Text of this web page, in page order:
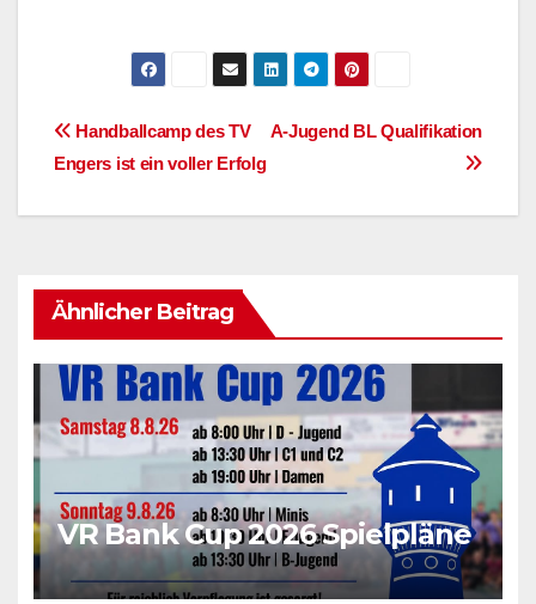
Beitragsnavigation
A-Jugend BL Qualifikation
Handballcamp des TV
Engers ist ein voller Erfolg
Ähnlicher Beitrag
VR Bank Cup 2026 Spielpläne